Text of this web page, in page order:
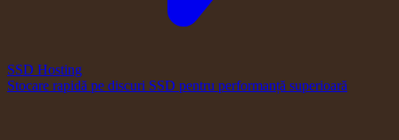
SSD Hosting
Stocare rapidă pe discuri SSD pentru performanță superioară